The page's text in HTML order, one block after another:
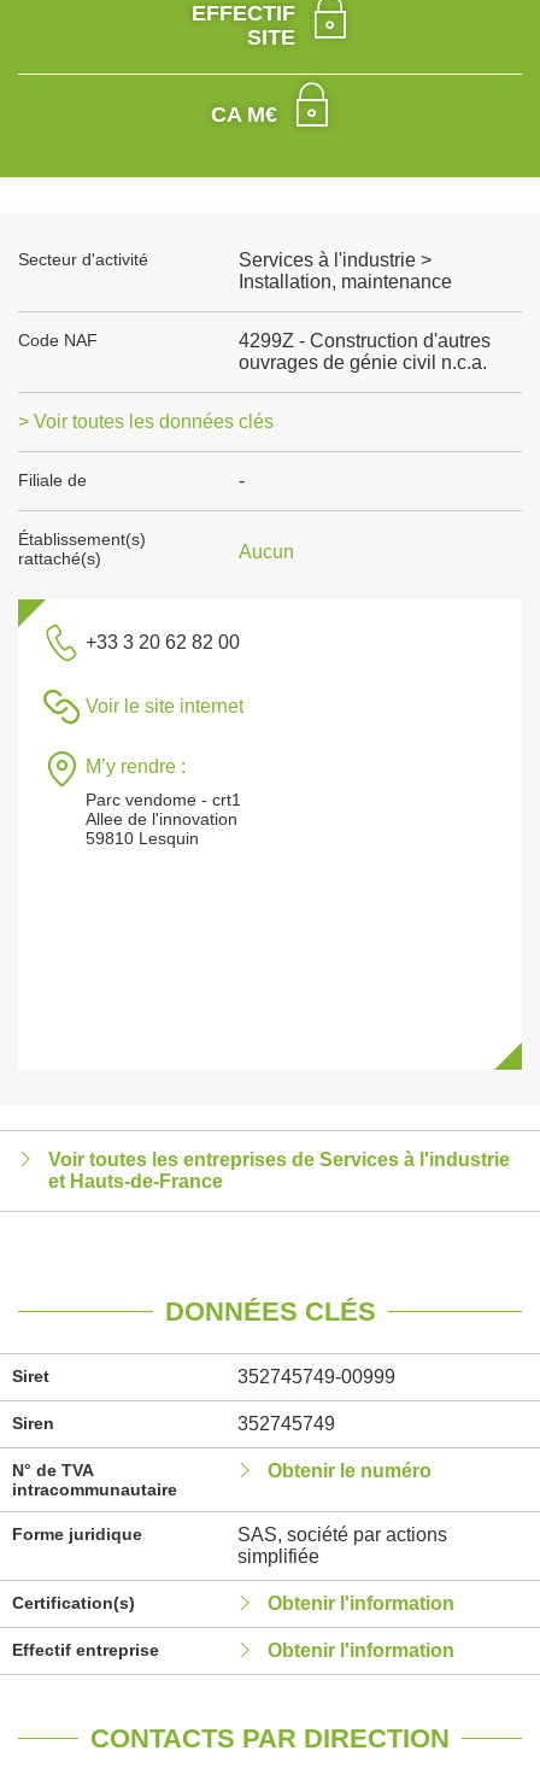
EFFECTIF
SITE
CA M€
Secteur d'activité
Services à l'industrie >
Installation, maintenance
Code NAF
4299Z - Construction d'autres
ouvrages de génie civil n.c.a.
> Voir toutes les données clés
Filiale de -
Établissement(s)
rattaché(s)
Aucun
+33 3 20 62 82 00
Voir le site internet
M’y rendre :
Parc vendome - crt1
Allee de l'innovation
59810 Lesquin
Voir toutes les entreprises de Services à l'industrie
et Hauts-de-France
DONNÉES CLÉS
Siret 352745749-00999
Siren 352745749
N° de TVA
intracommunautaire
Obtenir le numéro
Forme juridique
SAS, société par actions
simplifiée
Certification(s) Obtenir l'information
Effectif entreprise Obtenir l'information
CONTACTS PAR DIRECTION